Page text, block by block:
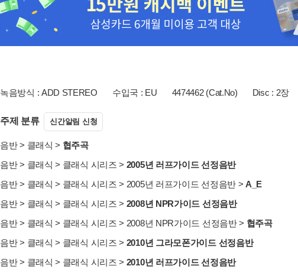
녹음방식 : ADD STEREO 수입국 : EU 4474462 (Cat.No) Disc : 2장
주제 분류 신간알림 신청
음반> 클래식 > 협주곡
음반> 클래식 > 클래식 시리즈 > 2005년 러프가이드 선정음반
음반> 클래식 > 클래식 시리즈 > 2005년 러프가이드 선정음반>A_E
음반> 클래식 > 클래식 시리즈 > 2008년 NPR가이드 선정음반
음반> 클래식 > 클래식 시리즈 > 2008년 NPR가이드 선정음반> 협주곡
음반> 클래식 > 클래식 시리즈 > 2010년 그라모폰가이드 선정음반
음반> 클래식 > 클래식 시리즈 > 2010년 러프가이드 선정음반